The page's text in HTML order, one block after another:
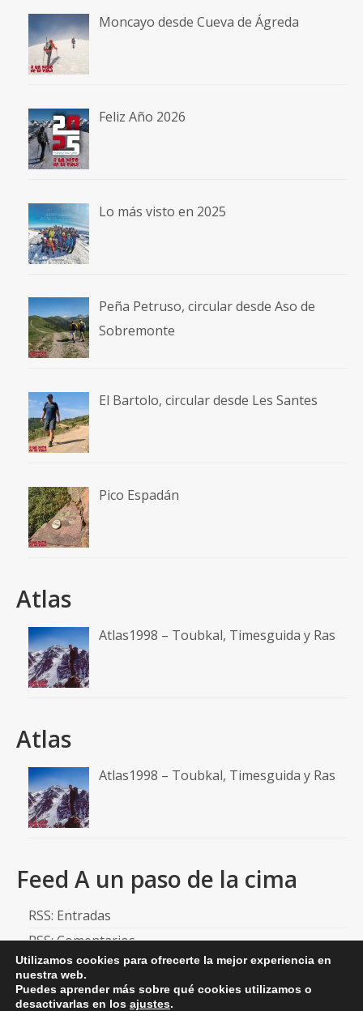
Moncayo desde Cueva de Ágreda
Feliz Año 2026
Lo más visto en 2025
Peña Petruso, circular desde Aso de
Sobremonte
El Bartolo, circular desde Les Santes
Pico Espadán
Atlas
Atlas1998 – Toubkal, Timesguida y Ras
Atlas
Atlas1998 – Toubkal, Timesguida y Ras
Feed A un paso de la cima
RSS: Entradas
RSS: Comentarios
Utilizamos cookies para ofrecerte la mejor experiencia en
nuestra web.
Puedes aprender más sobre qué cookies utilizamos o
desactivarlas en los ajustes.